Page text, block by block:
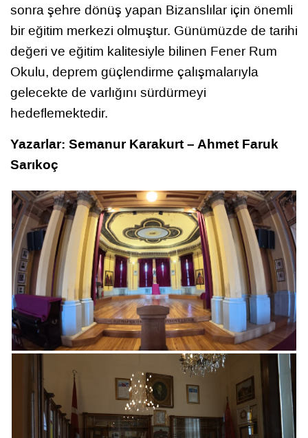
sonra şehre dönüş yapan Bizanslılar için önemli
bir eğitim merkezi olmuştur. Günümüzde de tarihi
değeri ve eğitim kalitesiyle bilinen Fener Rum
Okulu, deprem güçlendirme çalışmalarıyla
gelecekte de varlığını sürdürmeyi
hedeflemektedir.
Yazarlar: Semanur Karakurt – Ahmet Faruk
Sarıkoç